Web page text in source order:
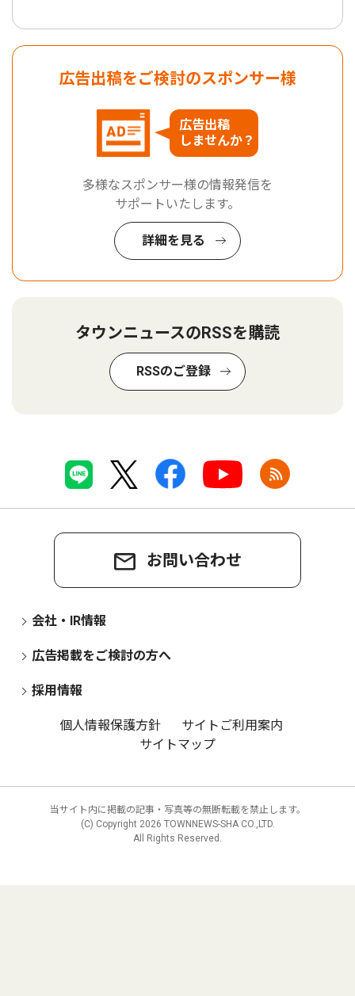
広告出稿をご検討のスポンサー様
広告出稿
しませんか？
多様なスポンサー様の情報発信を
サポートいたします。
詳細を見る
タウンニュースのRSSを購読
RSSのご登録
お問い合わせ
会社・IR情報
広告掲載をご検討の方へ
採用情報
個人情報保護方針
サイトご利用案内
サイトマップ
当サイト内に掲載の記事・写真等の無断転載を禁止します。
(C) Copyright 2026 TOWNNEWS-SHA CO.,LTD.
All Rights Reserved.